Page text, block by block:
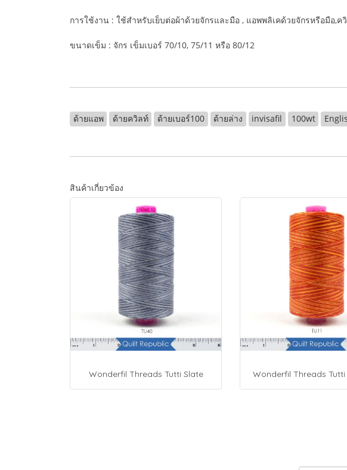
การใช้งาน : ใช้สำหรับเย็บต่อผ้าด้วยจักรและมือ , แอพพลิเคด้วยจักรหรือมือ,
ขนาดเข็ม : จักร เข็มเบอร์ 70/10, 75/11 หรือ 80/12
ด้ายแอพ ด้ายควิลท์ ด้ายเบอร์100 ด้ายล่าง invisafil 100wt
สินค้าเกี่ยวข้อง
Wonderfil Threads Tutti Slate Wonderfil Threads